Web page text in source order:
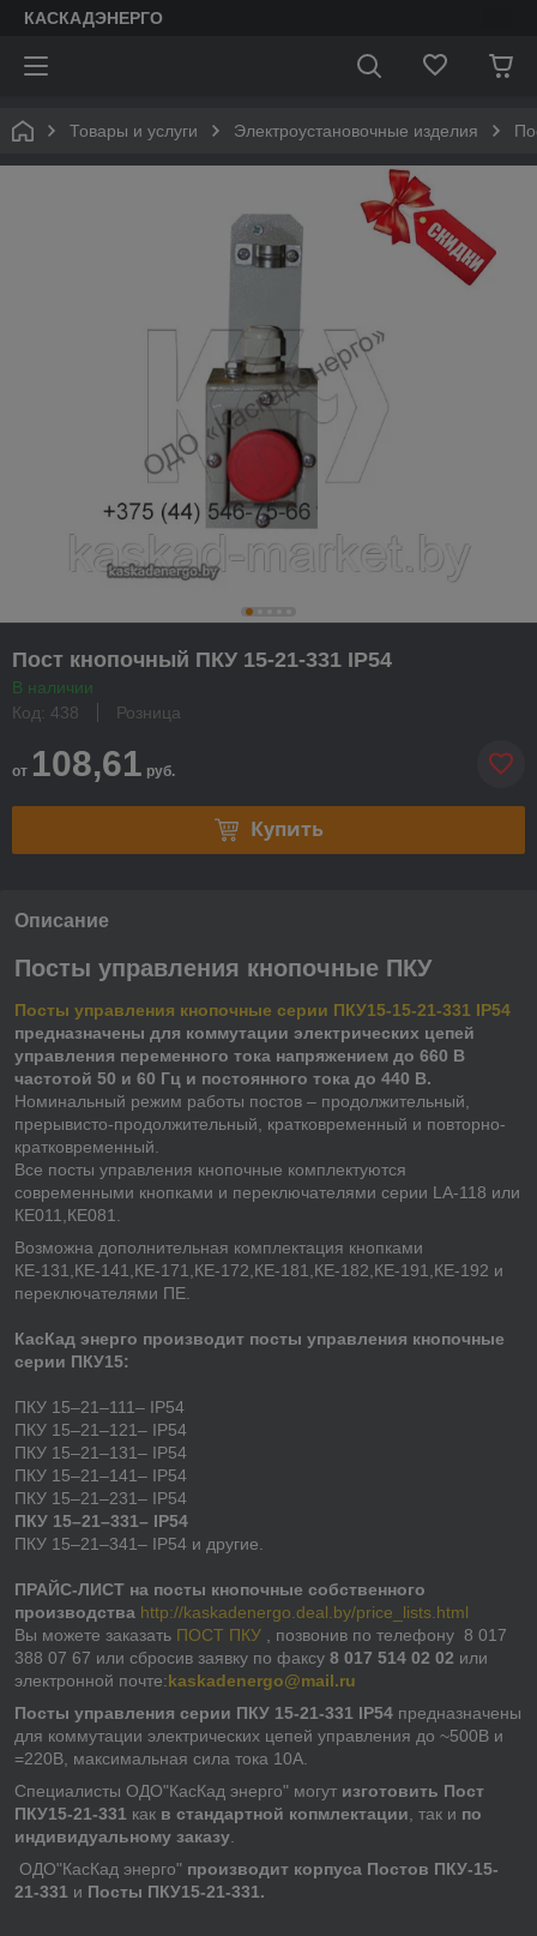
КАСКАДЭНЕРГО
Товары и услуги Электроустановочные изделия
Пост кнопочный ПКУ 15-21-331 IP54
В наличии
Код: 438
Розница
от 108,61 руб.
Купить
Описание
Посты управления кнопочные ПКУ
Посты управления кнопочные серии ПКУ15-15-21-331 IP54
предназначены для коммутации электрических цепей
управления переменного тока напряжением до 660 В
частотой 50 и 60 Гц и постоянного тока до 440 В.
Номинальный режим работы постов – продолжительный,
прерывисто-продолжительный, кратковременный и повторно-
кратковременный.
Все посты управления кнопочные комплектуются
современными кнопками и переключателями серии LA-118 или
КЕ011,КЕ081.
Возможна дополнительная комплектация кнопками
КЕ-131,КЕ-141,КЕ-171,КЕ-172,КЕ-181,КЕ-182,КЕ-191,КЕ-192 и
переключателями ПЕ.
КасКад энерго производит посты управления кнопочные
серии ПКУ15:
ПКУ 15–21–111– IP54
ПКУ 15–21–121– IP54
ПКУ 15–21–131– IP54
ПКУ 15–21–141– IP54
ПКУ 15–21–231– IP54
ПКУ 15–21–331– IP54
ПКУ 15–21–341– IP54 и другие.
ПРАЙС-ЛИСТ на посты кнопочные собственного
производства http://kaskadenergo.deal.by/price_lists.html
Вы можете заказать ПОСТ ПКУ , позвонив по телефону 8 017
388 07 67 или сбросив заявку по факсу 8 017 514 02 02 или
электронной почте:kaskadenergo@mail.ru
Посты управления серии ПКУ 15-21-331 IP54 предназначены
для коммутации электрических цепей управления до ~500В и
=220В, максимальная сила тока 10А.
Специалисты ОДО"КасКад энерго" могут изготовить Пост
ПКУ15-21-331 как в стандартной копмлектации, так и по
индивидуальному заказу.
ОДО"КасКад энерго" производит корпуса Постов ПКУ-15-
21-331 и Посты ПКУ15-21-331.